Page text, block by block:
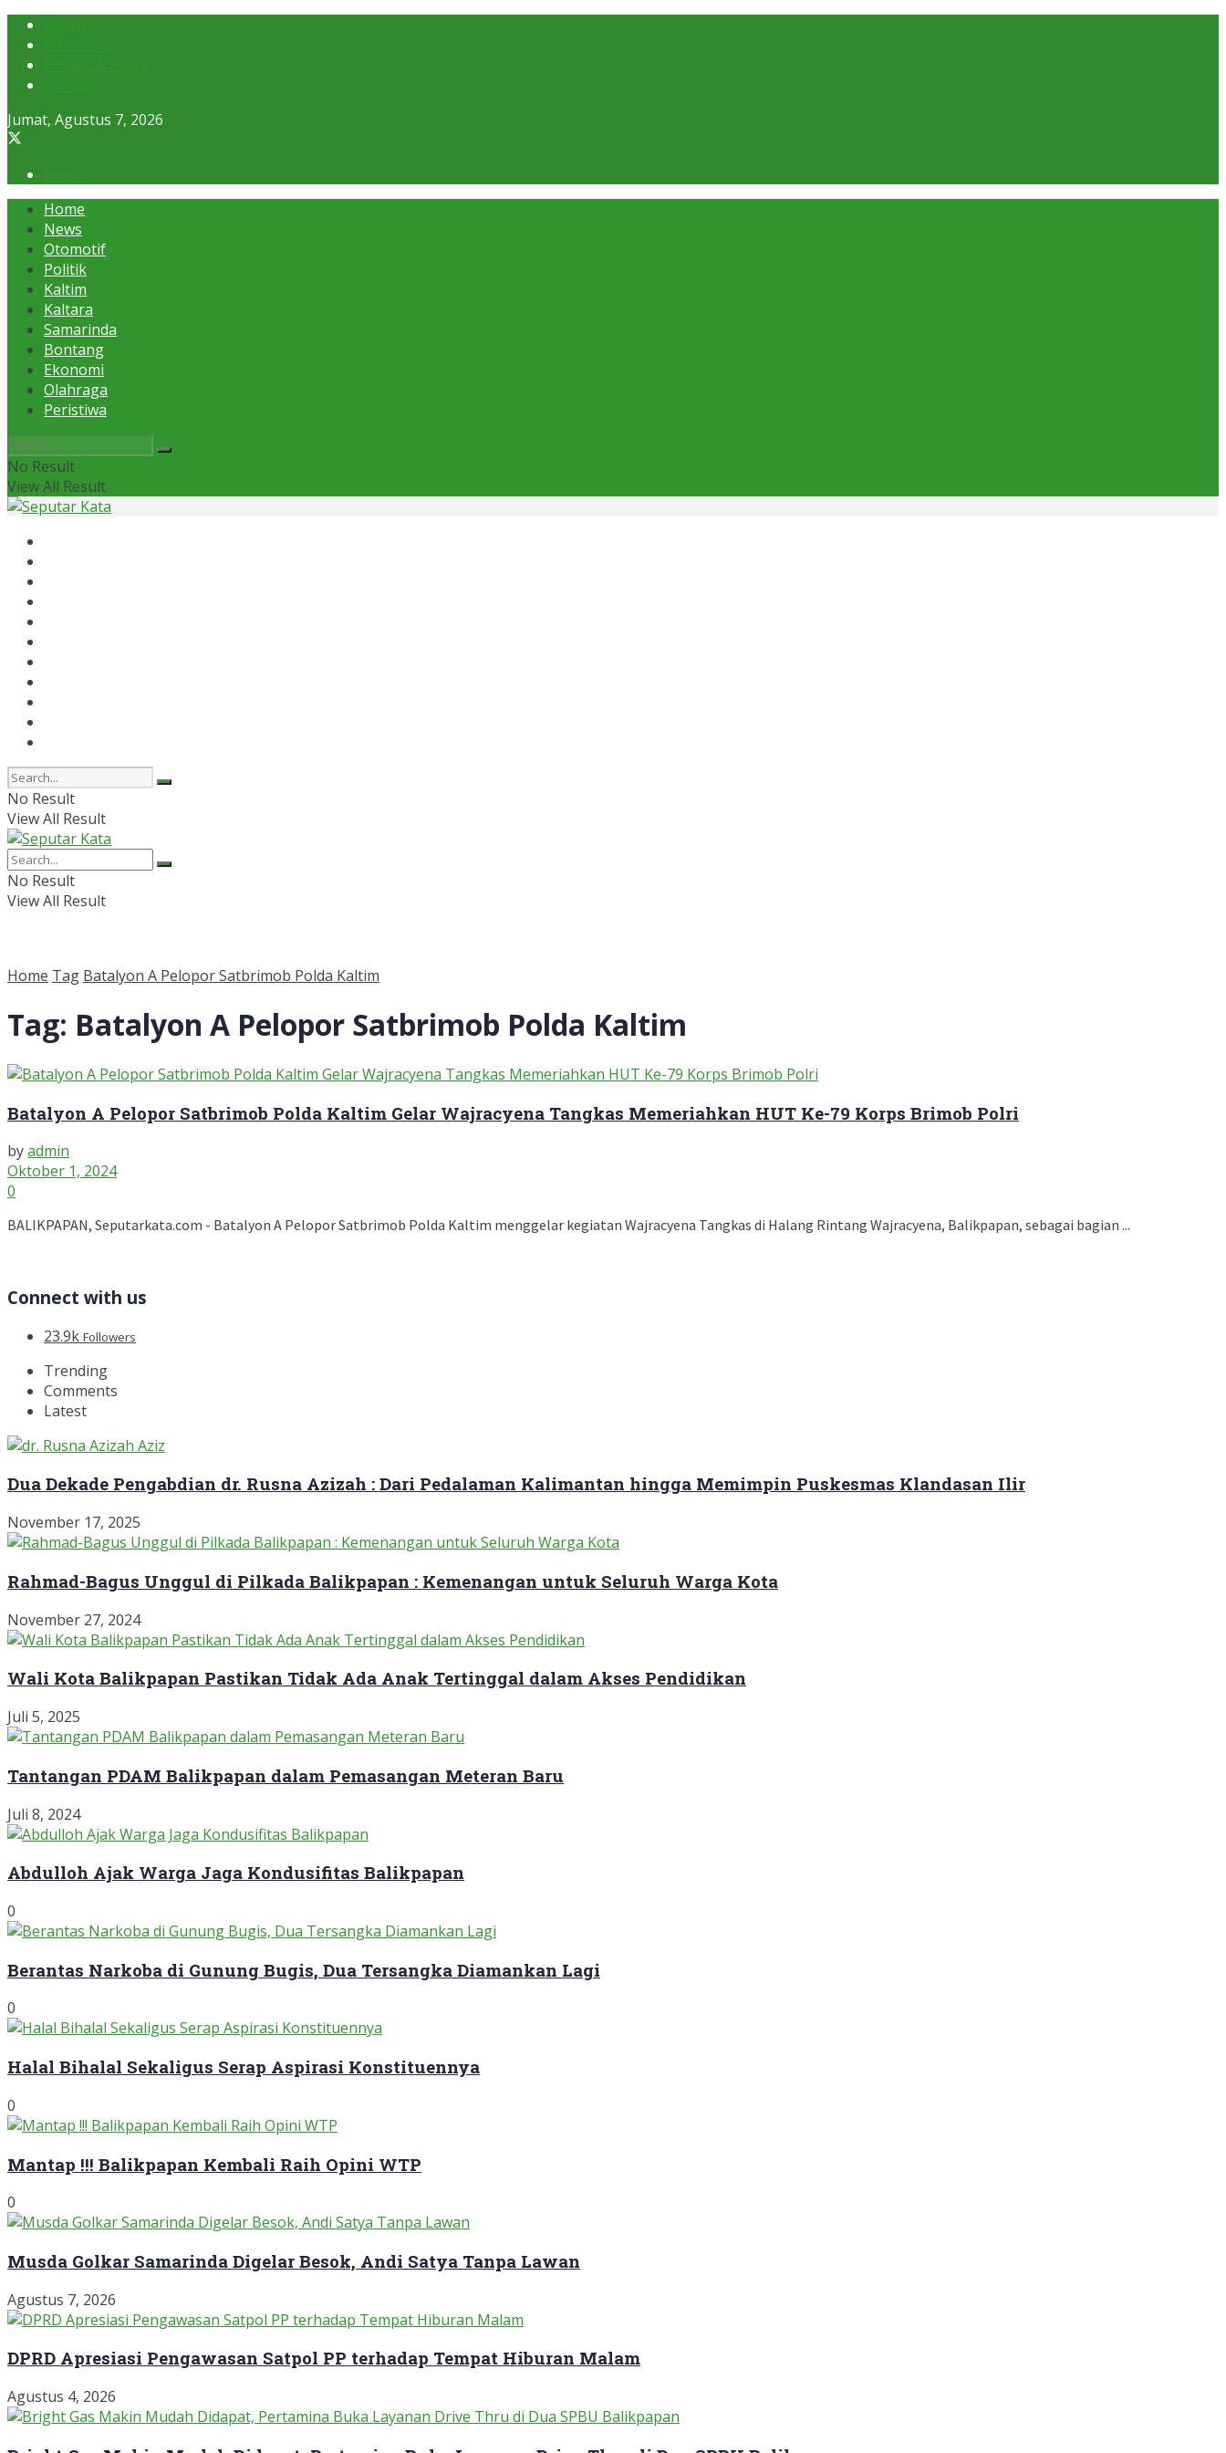
Jumat, Agustus 7, 2026
Home
News
Otomotif
Politik
Kaltim
Kaltara
Samarinda
Bontang
Ekonomi
Olahraga
Peristiwa
No Result
View All Result
No Result
View All Result
No Result
View All Result
Home Tag Batalyon A Pelopor Satbrimob Polda Kaltim
Tag: Batalyon A Pelopor Satbrimob Polda Kaltim
Batalyon A Pelopor Satbrimob Polda Kaltim Gelar Wajracyena Tangkas Memeriahkan HUT Ke-79 Korps Brimob Polri
byadmin
Oktober 1, 2024
0
BALIKPAPAN, Seputarkata.com - Batalyon A Pelopor Satbrimob Polda Kaltim menggelar kegiatan Wajracyena Tangkas di Halang Rintang Wajracyena, Balikpapan, sebagai bagian ...
Connect with us
23.9k Followers
Trending
Comments
Latest
Dua Dekade Pengabdian dr. Rusna Azizah : Dari Pedalaman Kalimantan hingga Memimpin Puskesmas Klandasan Ilir
November 17, 2025
Rahmad-Bagus Unggul di Pilkada Balikpapan : Kemenangan untuk Seluruh Warga Kota
November 27, 2024
Wali Kota Balikpapan Pastikan Tidak Ada Anak Tertinggal dalam Akses Pendidikan
Juli 5, 2025
Tantangan PDAM Balikpapan dalam Pemasangan Meteran Baru
Juli 8, 2024
Abdulloh Ajak Warga Jaga Kondusifitas Balikpapan
0
Berantas Narkoba di Gunung Bugis, Dua Tersangka Diamankan Lagi
0
Halal Bihalal Sekaligus Serap Aspirasi Konstituennya
0
Mantap !!! Balikpapan Kembali Raih Opini WTP
0
Musda Golkar Samarinda Digelar Besok, Andi Satya Tanpa Lawan
Agustus 7, 2026
DPRD Apresiasi Pengawasan Satpol PP terhadap Tempat Hiburan Malam
Agustus 4, 2026